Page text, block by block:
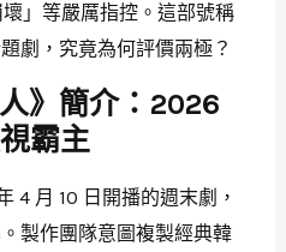
壞」等嚴厲指控。這部號稱
劇，究竟為何評價兩極？
》簡介：2026
霸主
4 月 10 日開播的週末劇，
製作團隊意圖複製經典韓